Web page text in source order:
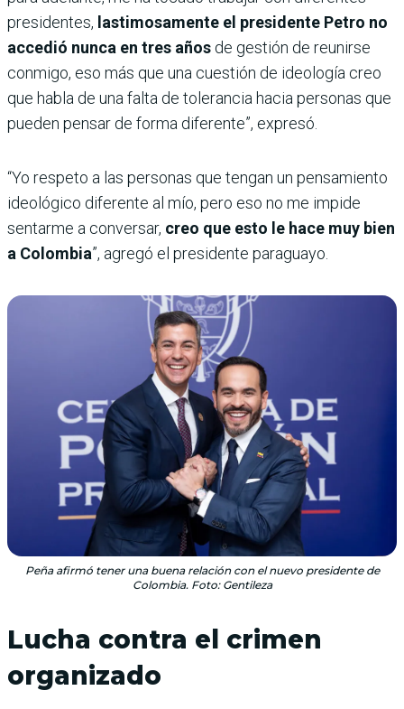
presidentes, lastimosamente el presidente Petro no
accedió nunca en tres años de gestión de reunirse
conmigo, eso más que una cuestión de ideología creo
que habla de una falta de tolerancia hacia personas que
pueden pensar de forma diferente”, expresó.
“Yo respeto a las personas que tengan un pensamiento
ideológico diferente al mío, pero eso no me impide
sentarme a conversar, creo que esto le hace muy bien
a Colombia”, agregó el presidente paraguayo.
Peña afirmó tener una buena relación con el nuevo presidente de
Colombia. Foto: Gentileza
Lucha contra el crimen
organizado